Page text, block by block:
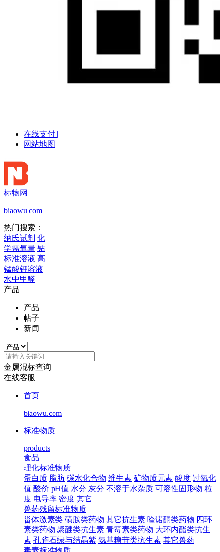
在线支付 |
网站地图
标物网
biaowu.com
热门搜索：
纳氏试剂 化
学需氧量 钴
标准溶液 高
锰酸钾溶液
水中甲醛
产品
产品
帖子
新闻
金属混标查询
在线客服
首页
biaowu.com
标准物质
products
食品
理化标准物质
蛋白质 脂肪 碳水化合物 维生素 矿物质元素 酸度 过氧化
值 酸价 pH值 水分 灰分 不溶于水杂质 可溶性固形物 粒
度 电导率 密度 其它
兽药残留标准物质
甾体激素类 磺胺类药物 其它抗生素 喹诺酮类药物 四环
素类药物 聚醚类抗生素 青霉素类药物 大环内酯类抗生
素 孔雀石绿与结晶紫 氨基糖苷类抗生素 其它兽药
毒素标准物质